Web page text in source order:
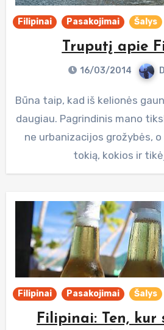
Filipinai Pasakojimai Šalys
Truputį apie
16/03/2014
Būna taip, kad iš kelionės gauni tai, ko tikiesi ir dar
daugiau. Pagrindinis mano
ne urbanizacijos grožybės,
tokią, kokios ir
Filipinai Pasakojimai Šalys
Filipinai: Ten, kur